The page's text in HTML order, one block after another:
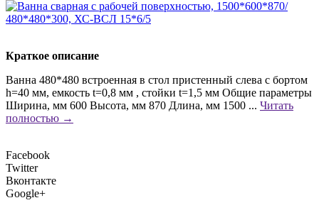
Краткое описание
Ванна 480*480 встроенная в стол пристенный слева с бортом
h=40 мм, емкость t=0,8 мм , стойки t=1,5 мм Общие параметры
Ширина, мм 600 Высота, мм 870 Длина, мм 1500 ... Читать
полностью →
Facebook
Twitter
Вконтакте
Google+